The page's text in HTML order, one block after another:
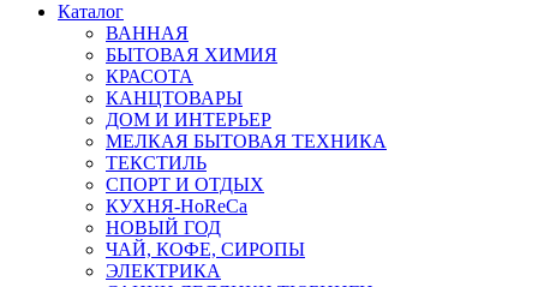
Каталог
ВАННАЯ
БЫТОВАЯ ХИМИЯ
КРАСОТА
КАНЦТОВАРЫ
ДОМ И ИНТЕРЬЕР
МЕЛКАЯ БЫТОВАЯ ТЕХНИКА
ТЕКСТИЛЬ
СПОРТ И ОТДЫХ
КУХНЯ-HoReCa
НОВЫЙ ГОД
ЧАЙ, КОФЕ, СИРОПЫ
ЭЛЕКТРИКА